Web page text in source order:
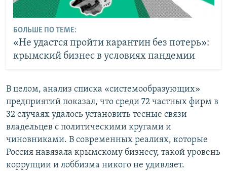
БОЛЬШЕ ПО ТЕМЕ:
«Не удастся пройти карантин без потерь»:
крымский бизнес в условиях пандемии
В целом, анализ списка «системообразующих»
предприятий показал, что среди 72 частных фирм в
32 случаях удалось установить тесные связи
владельцев с политическими кругами и
чиновниками. В современных реалиях, которые
Россия навязала крымскому бизнесу, такой уровень
коррупции и лоббизма никого не удивляет.